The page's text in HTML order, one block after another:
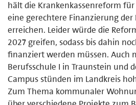
hält die Krankenkassenreform
eine gerechtere Finanzierung der
erreichen. Leider würde die
2027 greifen, sodass bis dahin
finanziert werden müssen. Auch
Berufsschule I in Traunstein und
Campus stünden im Landkreis
Zum Thema kommunaler